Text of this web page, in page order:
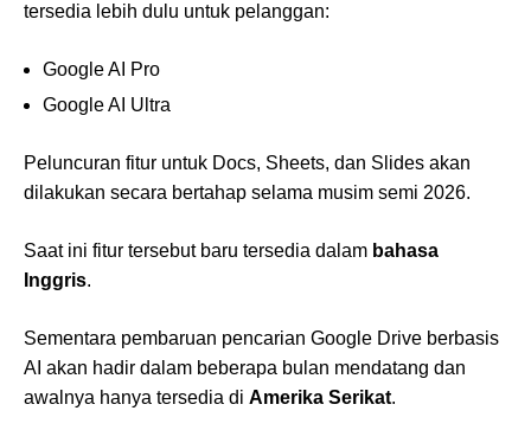
tersedia lebih dulu untuk pelanggan:
Google AI Pro
Google AI Ultra
Peluncuran fitur untuk Docs, Sheets, dan Slides akan
dilakukan secara bertahap selama musim semi 2026.
Saat ini fitur tersebut baru tersedia dalam bahasa
Inggris.
Sementara pembaruan pencarian Google Drive berbasis
AI akan hadir dalam beberapa bulan mendatang dan
awalnya hanya tersedia di Amerika Serikat.